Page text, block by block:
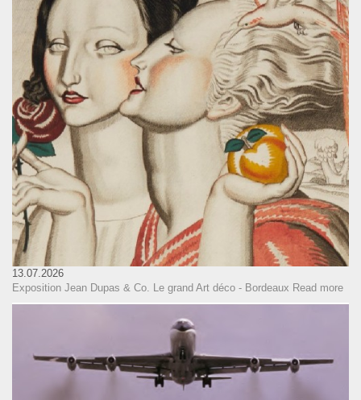
13.07.2026
Exposition Jean Dupas & Co. Le grand Art déco - Bordeaux Read more